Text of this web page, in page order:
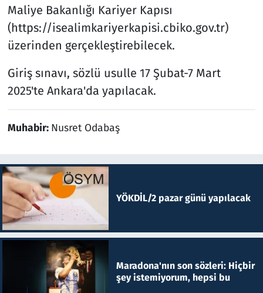
Maliye Bakanlığı Kariyer Kapısı
(https://isealimkariyerkapisi.cbiko.gov.tr)
üzerinden gerçekleştirebilecek.
Giriş sınavı, sözlü usulle 17 Şubat-7 Mart
2025'te Ankara'da yapılacak.
Muhabir: Nusret Odabaş
YÖKDİL/2 pazar günü yapılacak
Maradona'nın son sözleri: Hiçbir
şey istemiyorum, hepsi bu